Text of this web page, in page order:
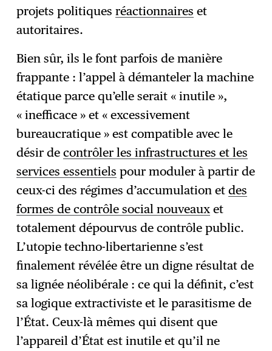
projets politiquesréactionnaires et
autoritaires.
Bien sûr, ils le font parfois de manière
frappante : l’appel à démanteler la machine
étatique parce qu’elle serait « inutile »,
« inefficace » et « excessivement
bureaucratique » est compatible avec le
désir decontrôler les infrastructures et les
services essentiels pour moduler à partir de
ceux-ci des régimes d’accumulation etdes
formes de contrôle social nouveaux et
totalement dépourvus de contrôle public.
L’utopie techno-libertarienne s’est
finalement révélée être un digne résultat de
sa lignée néolibérale : ce qui la définit, c’est
sa logique extractiviste et le parasitisme de
l’État. Ceux-là mêmes qui disent que
l’appareil d’État est inutile et qu’il ne